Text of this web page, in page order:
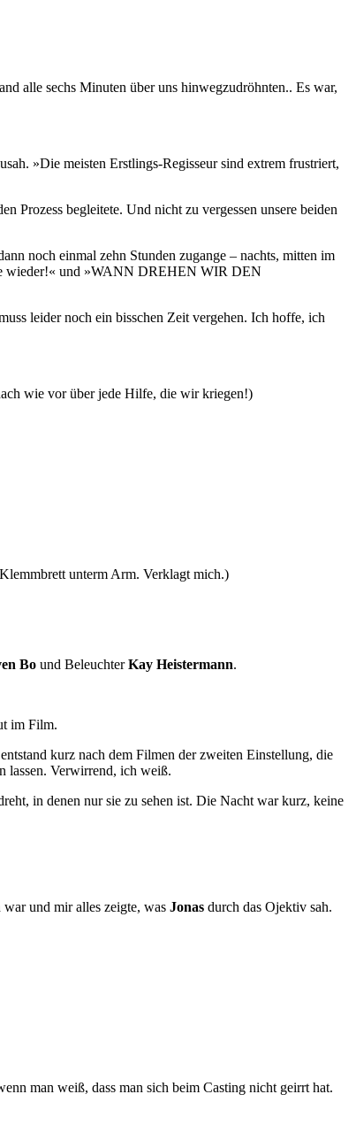
alle sechs Minuten über uns hinwegzudröhnten.. Es war,
»Die meisten Erstlings-Regisseur sind extrem frustriert,
Prozess begleitete. Und nicht zu vergessen unsere beiden
noch einmal zehn Stunden zugange – nachts, mitten im
wieder!« und »WANN DREHEN WIR DEN
leider noch ein bisschen Zeit vergehen. Ich hoffe, ich
wie vor über jede Hilfe, die wir kriegen!)
unterm Arm. Verklagt mich.)
Bo und BeleuchterKay Heistermann.
im Film.
kurz nach dem Filmen der zweiten Einstellung, die
lassen. Verwirrend, ich weiß.
in denen nur sie zu sehen ist. Die Nacht war kurz, keine
und mir alles zeigte, was Jonas durch das Ojektiv sah.
man weiß, dass man sich beim Casting nicht geirrt hat.